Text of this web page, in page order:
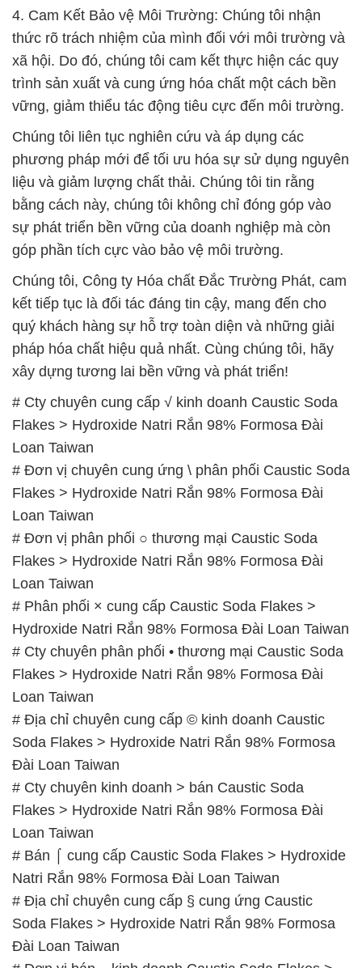
4. Cam Kết Bảo vệ Môi Trường: Chúng tôi nhận
thức rõ trách nhiệm của mình đối với môi trường và
xã hội. Do đó, chúng tôi cam kết thực hiện các quy
trình sản xuất và cung ứng hóa chất một cách bền
vững, giảm thiểu tác động tiêu cực đến môi trường.
Chúng tôi liên tục nghiên cứu và áp dụng các
phương pháp mới để tối ưu hóa sự sử dụng nguyên
liệu và giảm lượng chất thải. Chúng tôi tin rằng
bằng cách này, chúng tôi không chỉ đóng góp vào
sự phát triển bền vững của doanh nghiệp mà còn
góp phần tích cực vào bảo vệ môi trường.
Chúng tôi, Công ty Hóa chất Đắc Trường Phát, cam
kết tiếp tục là đối tác đáng tin cậy, mang đến cho
quý khách hàng sự hỗ trợ toàn diện và những giải
pháp hóa chất hiệu quả nhất. Cùng chúng tôi, hãy
xây dựng tương lai bền vững và phát triển!
# Cty chuyên cung cấp √ kinh doanh Caustic Soda
Flakes > Hydroxide Natri Rắn 98% Formosa Đài
Loan Taiwan
# Đơn vị chuyên cung ứng \ phân phối Caustic Soda
Flakes > Hydroxide Natri Rắn 98% Formosa Đài
Loan Taiwan
# Đơn vị phân phối ○ thương mại Caustic Soda
Flakes > Hydroxide Natri Rắn 98% Formosa Đài
Loan Taiwan
# Phân phối × cung cấp Caustic Soda Flakes >
Hydroxide Natri Rắn 98% Formosa Đài Loan Taiwan
# Cty chuyên phân phối • thương mại Caustic Soda
Flakes > Hydroxide Natri Rắn 98% Formosa Đài
Loan Taiwan
# Địa chỉ chuyên cung cấp © kinh doanh Caustic
Soda Flakes > Hydroxide Natri Rắn 98% Formosa
Đài Loan Taiwan
# Cty chuyên kinh doanh > bán Caustic Soda
Flakes > Hydroxide Natri Rắn 98% Formosa Đài
Loan Taiwan
# Bán ⌠ cung cấp Caustic Soda Flakes > Hydroxide
Natri Rắn 98% Formosa Đài Loan Taiwan
# Địa chỉ chuyên cung cấp § cung ứng Caustic
Soda Flakes > Hydroxide Natri Rắn 98% Formosa
Đài Loan Taiwan